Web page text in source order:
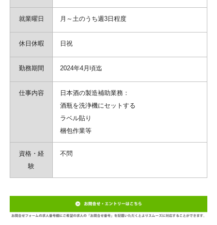
就業曜日 月～土のうち週3日程度
休日休暇 日祝
勤務期間 2024年4月頃迄
仕事内容
日本酒の製造補助業務：
酒瓶を洗浄機にセットする
ラベル貼り
梱包作業等
資格・経
験
不問